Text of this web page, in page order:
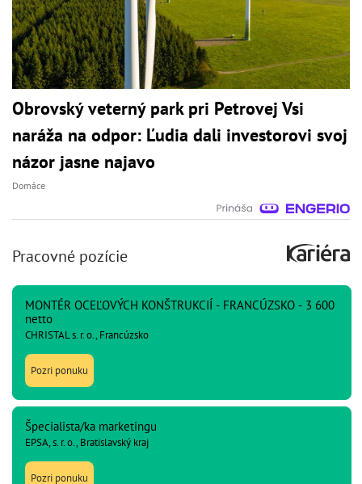
Obrovský veterný park pri Petrovej Vsi
naráža na odpor: Ľudia dali investorovi svoj
názor jasne najavo
Domáce
Pracovné pozície
MONTÉR OCEĽOVÝCH KONŠTRUKCIÍ - FRANCÚZSKO - 3 600
netto
CHRISTAL s. r. o., Francúzsko
Pozri ponuku
Špecialista/ka marketingu
EPSA, s. r. o., Bratislavský kraj
Pozri ponuku